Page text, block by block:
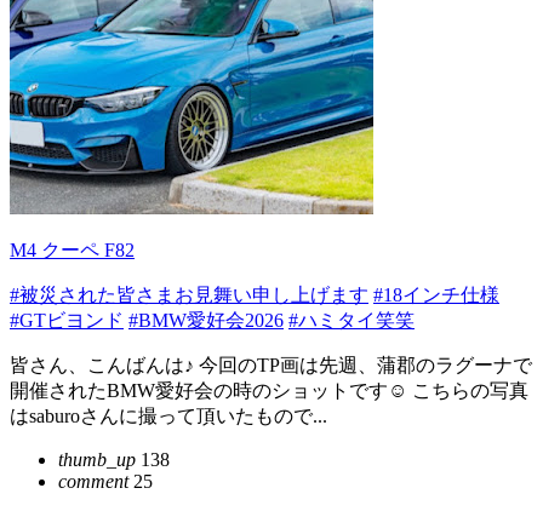
M4 クーペ F82
#被災された皆さまお見舞い申し上げます #18インチ仕様
#GTビヨンド #BMW愛好会2026 #ハミタイ笑笑
皆さん、こんばんは♪ 今回のTP画は先週、蒲郡のラグーナで
開催されたBMW愛好会の時のショットです☺️ こちらの写真
はsaburoさんに撮って頂いたもので...
thumb_up 138
comment25